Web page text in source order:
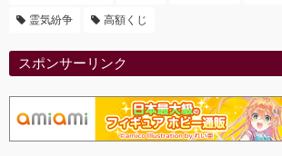
霊気紛争 高額くじ
スポンサーリンク